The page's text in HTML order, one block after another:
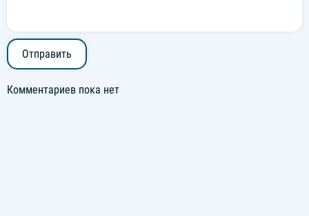
Отправить
Комментариев пока нет